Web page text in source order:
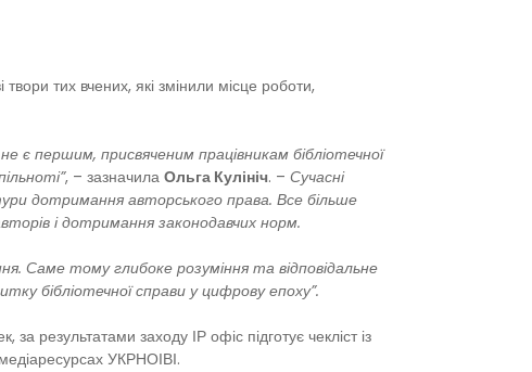
тих вчених, які змінили місце роботи,
є першим, присвяченим працівникам бібліотечної
, – зазначила Ольга Кулініч. – Сучасні
дотримання авторського права. Все більше
і дотримання законодавчих норм.
Саме тому глибоке розуміння та відповідальне
бібліотечної справи у цифрову епоху”.
за результатами заходу ІР офіс підготує чекліст із
УКРНОІВІ.